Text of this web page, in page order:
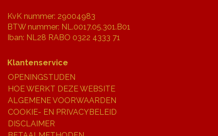
THEATERBOEKEN
KvK nummer: 29004983
BTW nummer: NL.0017.05.301.B01
Iban: NL28 RABO 0322 4333 71
Klantenservice
OPENINGSTIJDEN
HOE WERKT DEZE WEBSITE
ALGEMENE VOORWAARDEN
COOKIE- EN PRIVACYBELEID
DISCLAIMER